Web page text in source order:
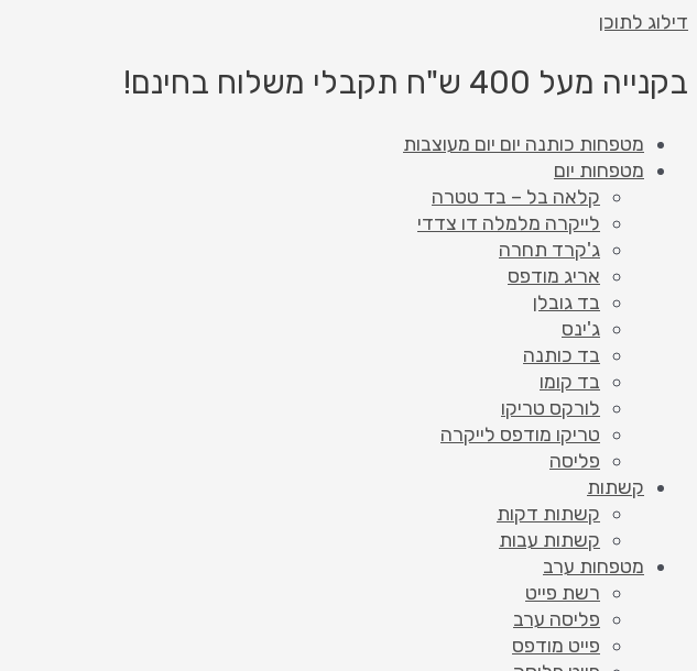
דילוג לתוכן
בקנייה מעל 400 ש"ח תקבלי משלוח בחינם!
מטפחות כותנה יום יום מעוצבות
מטפחות יום
קלאה בל – בד טטרה
לייקרה מלמלה דו צדדי
ג'קרד תחרה
אריג מודפס
בד גובלן
ג'ינס
בד כותנה
בד קומו
לורקס טריקו
טריקו מודפס לייקרה
פליסה
קשתות
קשתות דקות
קשתות עבות
מטפחות ערב
רשת פייט
פליסה ערב
פייט מודפס